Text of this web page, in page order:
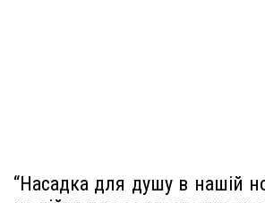
“Насадка для душу в нашій